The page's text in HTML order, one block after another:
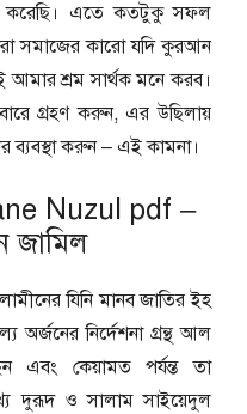
করেছি। এতে কতটুকু সফল
সমাজের কারো যদি কুরআন
আমার শ্রম সার্থক মনে করব।
গ্রহণ করুন, এর উছিলায়
করুন – এই কামনা।
Nuzul pdf –
জামিল
যিনি মানব জাতির ইহ
অর্জনের নির্দেশনা গ্রন্থ আল
এবং কেয়ামত পর্যন্ত তা
দুরূদ ও সালাম সাইয়েদুল